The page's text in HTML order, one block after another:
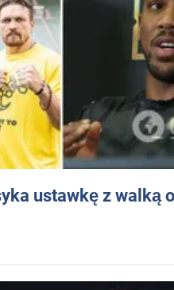
ustawkę z walką